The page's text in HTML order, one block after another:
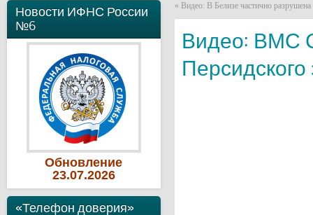
Новости ИФНС России
№6
Обновление
23.07.2026
«Телефон доверия»
« Видео: В Белизе частично
Видео: ВМС